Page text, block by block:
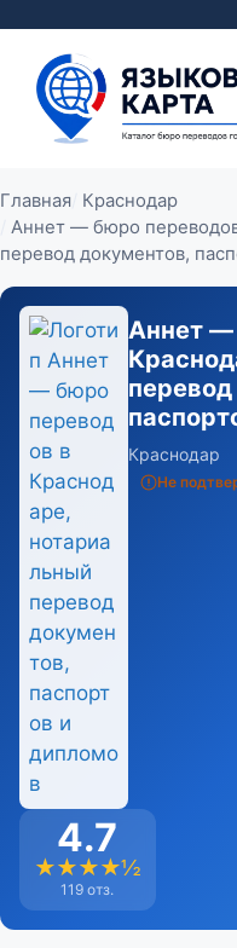
содержимому
Главная Краснодар
Аннет — бюро
перевод документов,
Аннет —
Краснодар
Не
4.7
★★★★½
119 отз.